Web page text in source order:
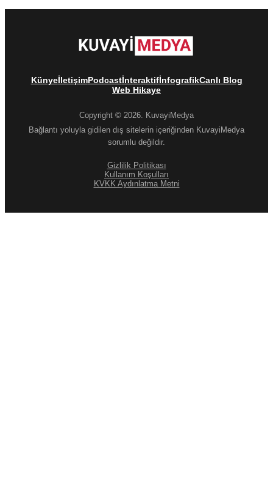
KünyeİletişimPodcastİnteraktifİnfografikCanlı Blog
Web Hikaye
Copyright © 2026. KuvayiMedya
Bağlantı yoluyla gidilen dış sitelerin içeriğinden KuvayiMedya
sorumlu değildir.
Gizlilik Politikası
Kullanım Koşulları
KVKK Aydınlatma Metni